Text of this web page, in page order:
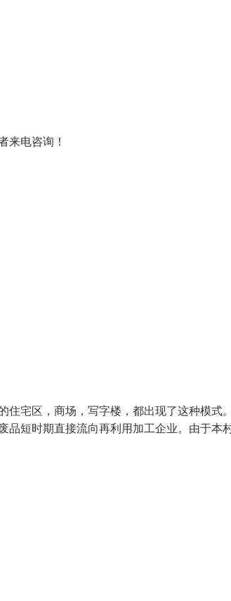
来电咨询！
住宅区，商场，写字楼，都出现了这种模式
品短时期直接流向再利用加工企业。由于本